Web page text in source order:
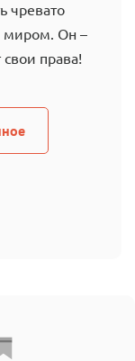
чревато
миром. Он –
права!